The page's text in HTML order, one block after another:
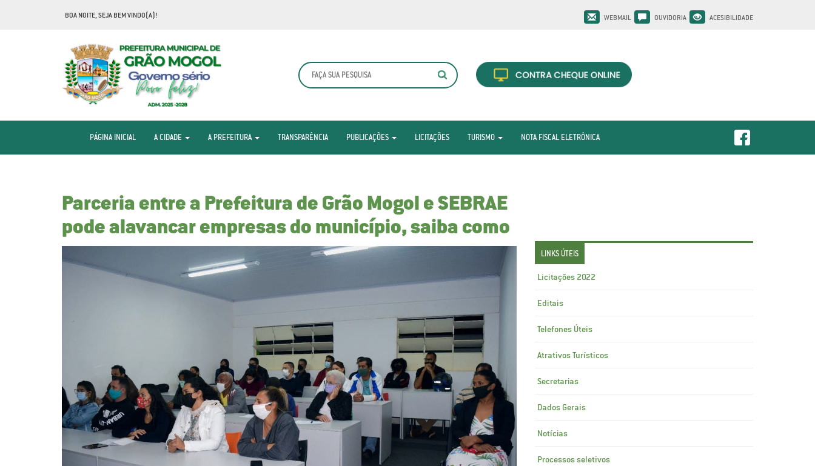
BOA NOITE, SEJA BEM VINDO(A)! WEBMAIL OUVIDORIA ACESIBILIDADE
PÁGINA INICIAL A CIDADE A PREFEITURA TRANSPARÊNCIA PUBLICAÇÕES LICITAÇÕES TURISMO NOTA FISCAL ELETRÔNICA
Parceria entre a Prefeitura de Grão Mogol e SEBRAE
pode alavancar empresas do município, saiba como
LINKS ÚTEIS
Licitações 2022
Editais
Telefones Úteis
Atrativos Turísticos
Secretarias
Dados Gerais
Notícias
Processos seletivos